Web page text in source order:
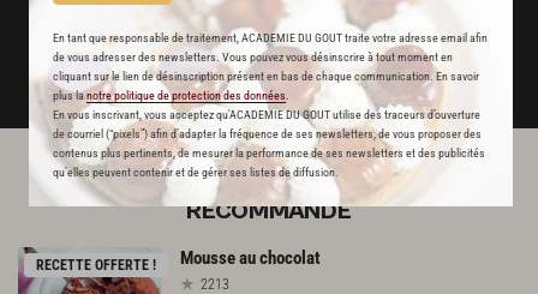
En tant que responsable de traitement, ACADEMIE DU GOUT traite votre adresse email afin
de vous adresser des newsletters. Vous pouvez vous désinscrire à tout moment en
cliquant sur le lien de désinscription présent en bas de chaque communication. En savoir
plus lanotre politique de protection des données
En vous inscrivant, vous acceptez qu'ACADEMIE DU GOUT utilise des traceurs d’ouverture
de courriel (“pixels”) afin d’adapter la fréquence de ses newsletters, de vous proposer des
contenus plus pertinents, de mesurer la performance de ses newsletters et des publicités
qu’elles peuvent contenir et de gérer ses listes de diffusion.
JE M'ABONNE
DÉJÀ ABONNÉ(E) ? JE ME CONNECTE
L'ACADÉMIE DU GOÛT VOUS
RECOMMANDE
RECETTE OFFERTE ! Mousseauchocolat
2213